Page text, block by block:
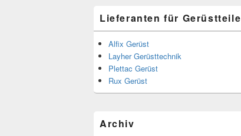
Lieferanten für Gerüstteile
Alfix Gerüst
Layher Gerüsttechnik
Plettac Gerüst
Rux Gerüst
Archiv